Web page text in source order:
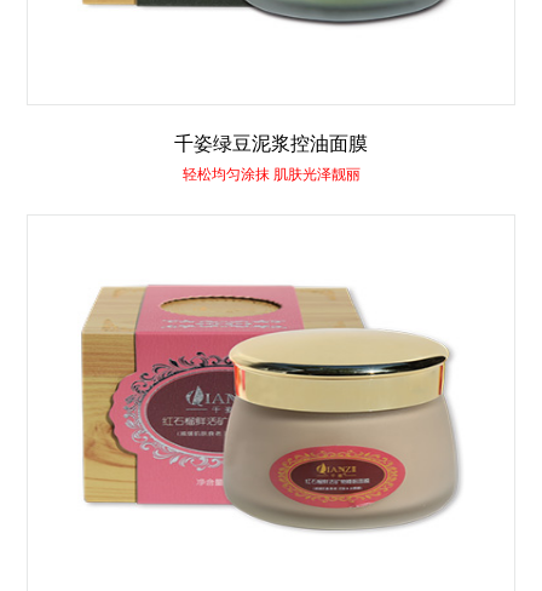
千姿绿豆泥浆控油面膜
轻松均匀涂抹 肌肤光泽靓丽